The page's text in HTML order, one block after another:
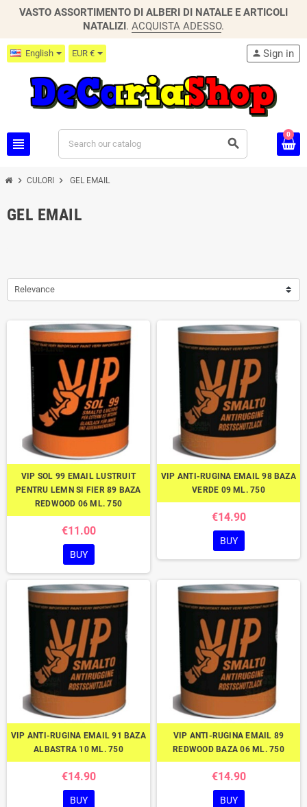
VASTO ASSORTIMENTO DI ALBERI DI NATALE E ARTICOLI
NATALIZI. ACQUISTA ADESSO.
English EUR €
view_headline search
person Sign in
0
chevron_right CULORI chevron_right GEL EMAIL
GEL EMAIL
Relevance
VIP SOL 99 EMAIL LUSTRUIT
PENTRU LEMN SI FIER 89 BAZA
REDWOOD 06 ML. 750
€11.00
BUY
VIP ANTI-RUGINA EMAIL 98 BAZA
VERDE 09 ML. 750
€14.90
BUY
VIP ANTI-RUGINA EMAIL 91 BAZA
ALBASTRA 10 ML. 750
€14.90
BUY
VIP ANTI-RUGINA EMAIL 89
REDWOOD BAZA 06 ML. 750
€14.90
BUY